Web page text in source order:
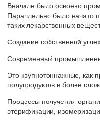
Вначале было освоено
Параллельно было начато
таких лекарственных
Создание собственной
Современный
Это крупнотоннажные, как
полупродуктов в более
Процессы получения
этерификации,